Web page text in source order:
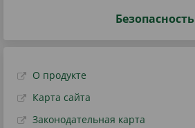
Безопасность
О продукте
Карта сайта
Законодательная карта